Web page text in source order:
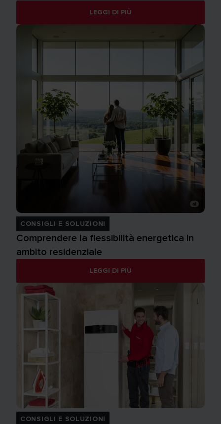
LEGGI DI PIÙ
CONSIGLI E SOLUZIONI
Comprendere la flessibilità energetica in
ambito residenziale
LEGGI DI PIÙ
CONSIGLI E SOLUZIONI